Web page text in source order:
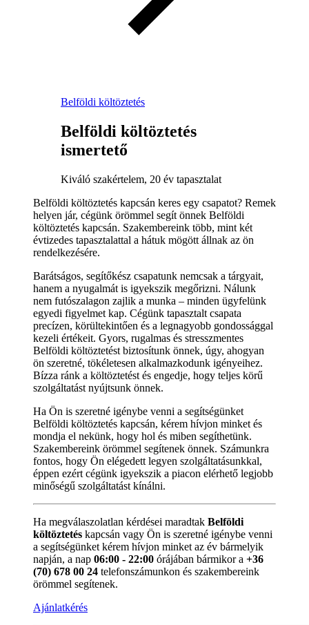
Belföldi költöztetés
Belföldi költöztetés
ismertető
Kiváló szakértelem, 20 év tapasztalat
Belföldi költöztetés kapcsán keres egy csapatot? Remek
helyen jár, cégünk örömmel segít önnek Belföldi
költöztetés kapcsán. Szakembereink több, mint két
évtizedes tapasztalattal a hátuk mögött állnak az ön
rendelkezésére.
Barátságos, segítőkész csapatunk nemcsak a tárgyait,
hanem a nyugalmát is igyekszik megőrizni. Nálunk
nem futószalagon zajlik a munka – minden ügyfelünk
egyedi figyelmet kap. Cégünk tapasztalt csapata
precízen, körültekintően és a legnagyobb gondossággal
kezeli értékeit. Gyors, rugalmas és stresszmentes
Belföldi költöztetést biztosítunk önnek, úgy, ahogyan
ön szeretné, tökéletesen alkalmazkodunk igényeihez.
Bízza ránk a költöztetést és engedje, hogy teljes körű
szolgáltatást nyújtsunk önnek.
Ha Ön is szeretné igénybe venni a segítségünket
Belföldi költöztetés kapcsán, kérem hívjon minket és
mondja el nekünk, hogy hol és miben segíthetünk.
Szakembereink örömmel segítenek önnek. Számunkra
fontos, hogy Ön elégedett legyen szolgáltatásunkkal,
éppen ezért cégünk igyekszik a piacon elérhető legjobb
minőségű szolgáltatást kínálni.
Ha megválaszolatlan kérdései maradtak Belföldi
költöztetés kapcsán vagy Ön is szeretné igénybe venni
a segítségünket kérem hívjon minket az év bármelyik
napján, a nap 06:00 - 22:00 órájában bármikor a +36
(70) 678 00 24 telefonszámunkon és szakembereink
örömmel segítenek.
Ajánlatkérés